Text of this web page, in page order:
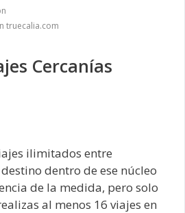
truecalia.com
Cercanías
ilimitados entre
dentro de ese núcleo
de la medida, pero solo
al menos 16 viajes en